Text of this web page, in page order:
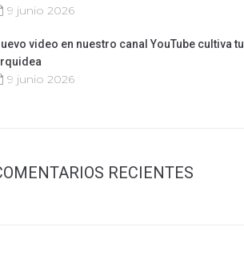
9 junio 2026
video en nuestro canal YouTube cultiva tu
9 junio 2026
RECIENTES